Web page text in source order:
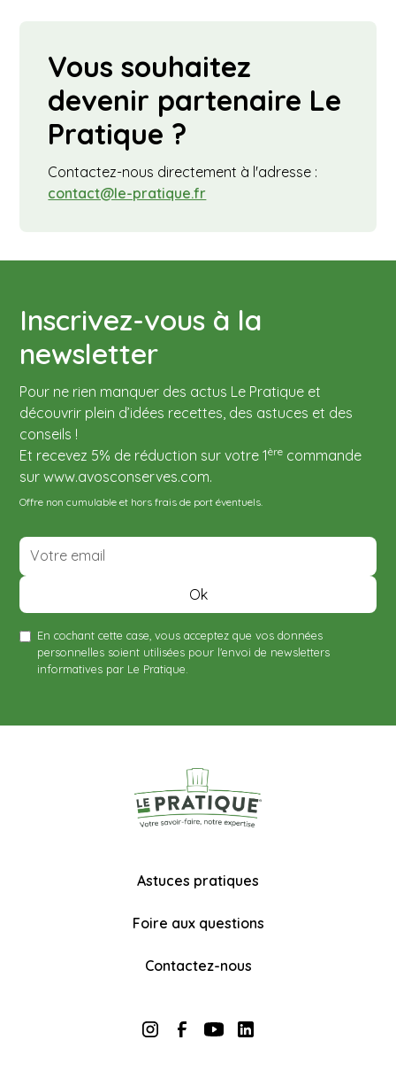
Vous souhaitez
devenir partenaire Le
Pratique ?
Contactez-nous directement à l'adresse :
contact@le-pratique.fr
Inscrivez-vous à la
newsletter
Pour ne rien manquer des actus Le Pratique et
découvrir plein d’idées recettes, des astuces et des
conseils !
Et recevez 5% de réduction sur votre 1ère commande
sur www.avosconserves.com.
Offre non cumulable et hors frais de port éventuels.
En cochant cette case, vous acceptez que vos données
personnelles soient utilisées pour l'envoi de newsletters
informatives par Le Pratique.
Astuces pratiques
Foire aux questions
Contactez-nous